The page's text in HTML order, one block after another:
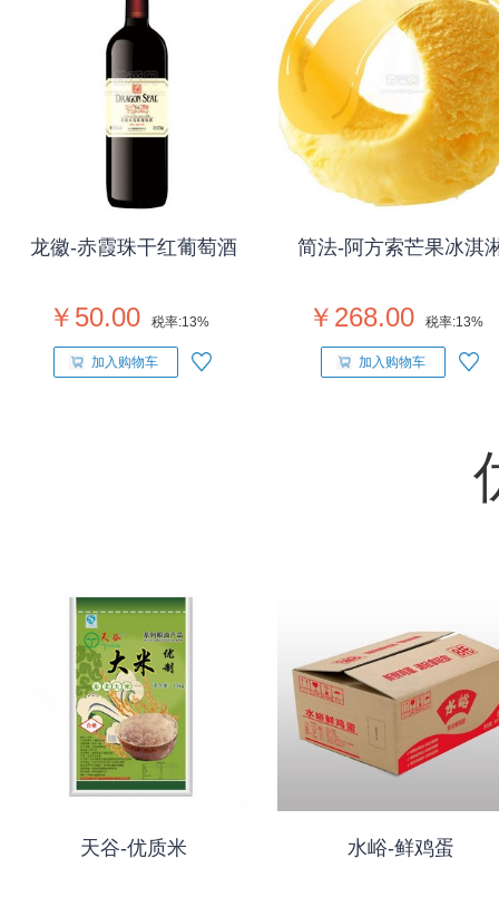
龙徽-赤霞珠干红葡萄酒
￥50.00 税率:13%
加入购物车
简法-阿方索芒果冰淇
￥268.00 税率:13%
加入购物车
天谷-优质米 水峪-鲜鸡蛋